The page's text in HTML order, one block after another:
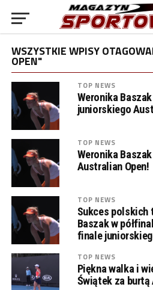
WSZYSTKIE WPISY
OPEN"
TOP NEWS
Weronika
juniorskiego
TOP NEWS
Weronika
Australian Open!
TOP NEWS
Sukces polskich
Baszak w
finale
TOP NEWS
Piękna walka i
Świątek za burtą